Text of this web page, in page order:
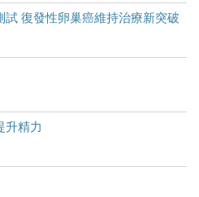
復發性卵巢癌維持治療新突破
升精力